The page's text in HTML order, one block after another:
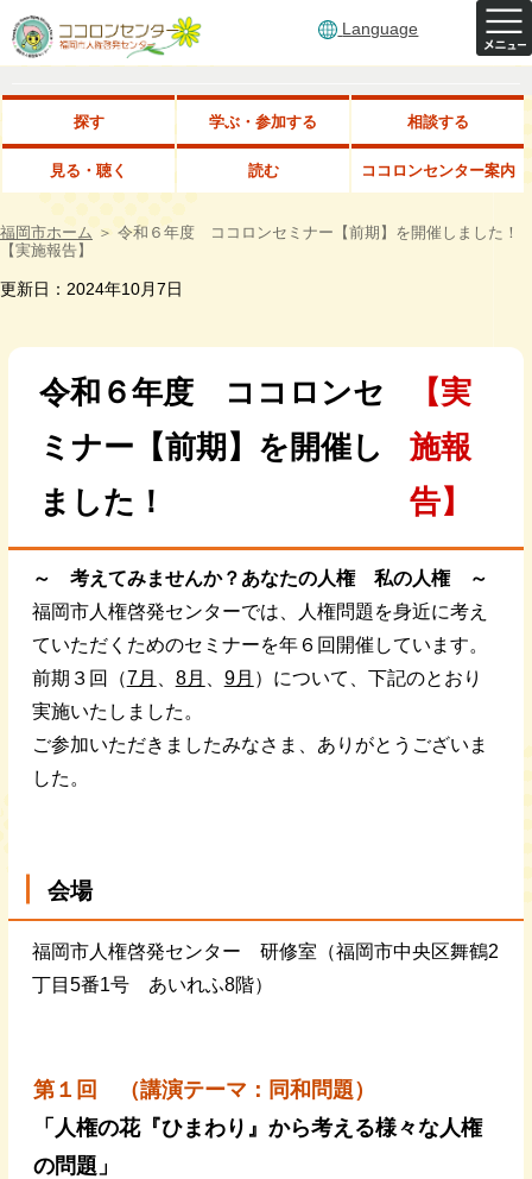
Language
探す 学ぶ・参加する 相談する
見る・聴く 読む ココロンセンター案内
福岡市ホーム ＞ 令和６年度 ココロンセミナー【前期】を開催しました！
【実施報告】
更新日：2024年10月7日
令和６年度 ココロンセ
ミナー【前期】を開催し
ました！
【実
施報
告】
～ 考えてみませんか？あなたの人権 私の人権 ～
福岡市人権啓発センターでは、人権問題を身近に考え
ていただくためのセミナーを年６回開催しています。
前期３回（7月 8月 9月 ）について、下記のとおり
実施いたしました。
ご参加いただきましたみなさま、ありがとうございま
した。
会場
福岡市人権啓発センター 研修室（福岡市中央区舞鶴2
丁目5番1号 あいれふ8階）
第１ 回 （講演テーマ：同和問題）
「人権の花『ひまわり』から考える様々な人権
の問題」